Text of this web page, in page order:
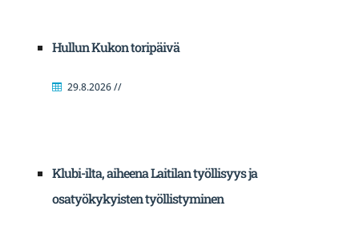
Hullun Kukon toripäivä
29.8.2026 //
Klubi-ilta, aiheena Laitilan työllisyys ja
osatyökykyisten työllistyminen